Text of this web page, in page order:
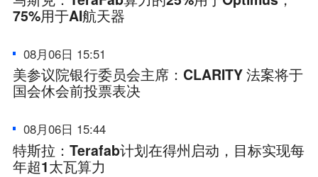
75%用于AI航天器
08月06日 15:51
美参议院银行委员会主席：CLARITY 法案将于
国会休会前投票表决
08月06日 15:44
特斯拉：Terafab计划在得州启动，目标实现每
年超1太瓦算力